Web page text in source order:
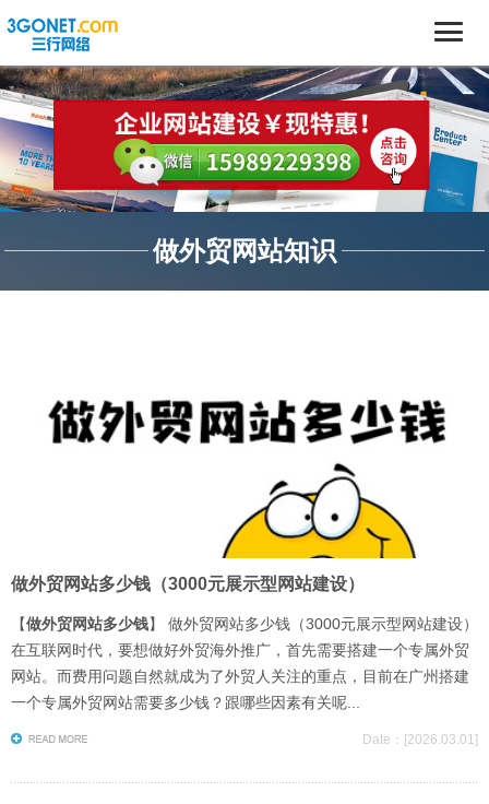
做外贸网站知识
做外贸网站多少钱（3000元展示型网站建设）
【做外贸网站多少钱】 做外贸网站多少钱（3000元展示型网站建设）
在互联网时代，要想做好外贸海外推广，首先需要搭建一个专属外贸
网站。而费用问题自然就成为了外贸人关注的重点，目前在广州搭建
一个专属外贸网站需要多少钱？跟哪些因素有关呢...
Date：[2026.03.01]